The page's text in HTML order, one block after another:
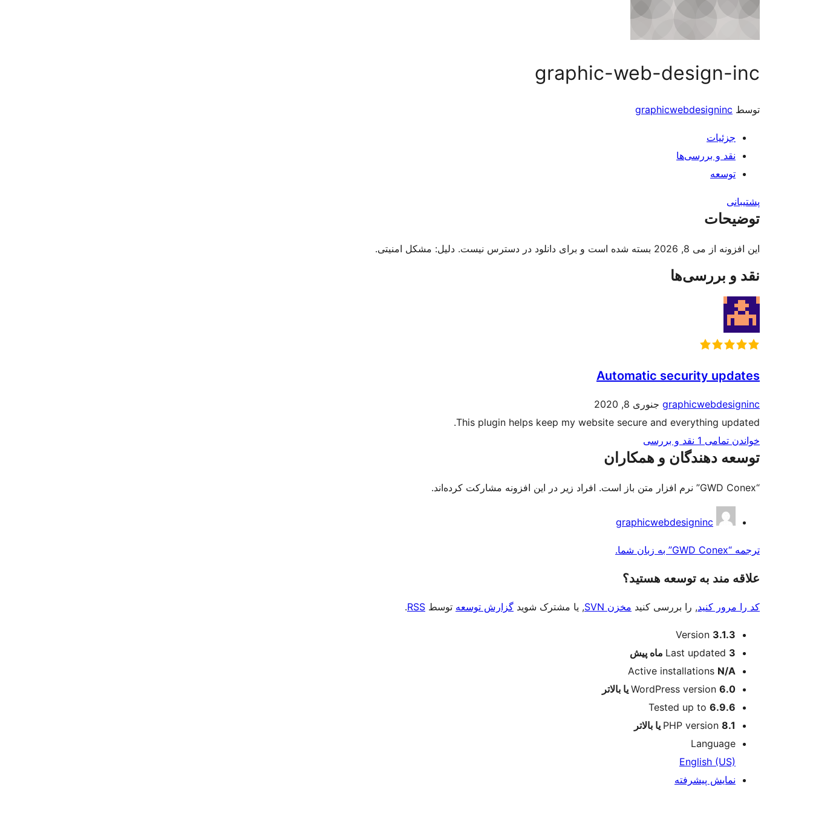
graphic-web-design-inc
توسط graphicwebdesigninc
جزئیات
نقد و بررسی‌ها
توسعه
پشتیبانی
توضیحات
این افزونه از می 8, 2026 بسته شده است و برای دانلود در دسترس نیست. دلیل: مشکل امنیتی.
نقد و بررسی‌ها
Automatic security updates
graphicwebdesigninc جنوری 8, 2020
This plugin helps keep my website secure and everything updated.
خواندن تمامی 1 نقد و بررسی‌
توسعه دهندگان و همکاران
“GWD Conex” نرم افزار متن باز است. افراد زیر در این افزونه مشارکت کرده‌اند.
مشارکت
graphicwebdesigninc
ترجمه “GWD Conex” به زبان شما.
علاقه‌ مند به توسعه هستید؟
کد را مرور کنید, را بررسی کنید مخزن SVN , یا مشترک شوید گزارش توسعه توسط RSS
.
اطلاعات Version 3.1.3
Last updated 3 ماه
پیش
Active installations N/A
WordPress version 6.0 یا بالاتر
Tested up to 6.9.6
PHP version 8.1 یا بالاتر
Language
English (US)
نمایش پیشرفته